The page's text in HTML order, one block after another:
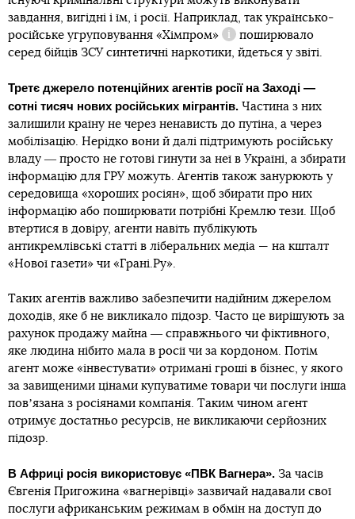
завдання, вигідні і їм, і росії. Наприклад, так українсько-
російське угруповування «Хімпром»
Довідка
поширювало
серед бійців ЗСУ синтетичні наркотики, йдеться у звіті.
Третє джерело потенційних агентів росії на Заході ―
сотні тисяч нових російських мігрантів. Частина з них
залишили країну не через ненависть до путіна, а через
мобілізацію. Нерідко вони й далі підтримують російську
владу ― просто не готові гинути за неї в Україні, а збирати
інформацію для ГРУ можуть. Агентів також занурюють у
середовища «хороших росіян», щоб збирати про них
інформацію або поширювати потрібні Кремлю тези. Щоб
втертися в довіру, агенти навіть публікують
антикремлівські статті в ліберальних медіа — на кшталт
«Нової газети» чи «Грані.Ру».
Таких агентів важливо забезпечити надійним джерелом
доходів, яке б не викликало підозр. Часто це вирішують за
рахунок продажу майна ― справжнього чи фіктивного,
яке людина нібито мала в росії чи за кордоном. Потім
агент може «інвестувати» отримані гроші в бізнес, у якого
за завищеними цінами купуватиме товари чи послуги інша
повʼязана з росіянами компанія. Таким чином агент
отримує достатньо ресурсів, не викликаючи серйозних
підозр.
В Африці росія використовує «ПВК Вагнера». За часів
Євгенія Пригожина «вагнерівці» зазвичай надавали свої
послуги африканським режимам в обмін на доступ до